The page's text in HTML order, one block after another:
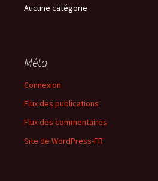
Aucune catégorie
Méta
Connexion
Flux des publications
Flux des commentaires
Site de WordPress-FR